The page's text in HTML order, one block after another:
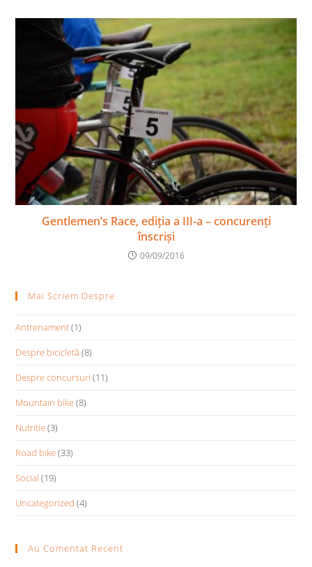
Gentlemen’s Race, ediția a III-a – concurenți
înscriși
09/09/2016
Mai Scriem Despre
Antrenament(1)
Despre bicicletă (8)
Despre concursuri (11)
Mountain bike(8)
Nutritie(3)
Road bike(33)
Social (19)
Uncategorized (4)
Au Comentat Recent